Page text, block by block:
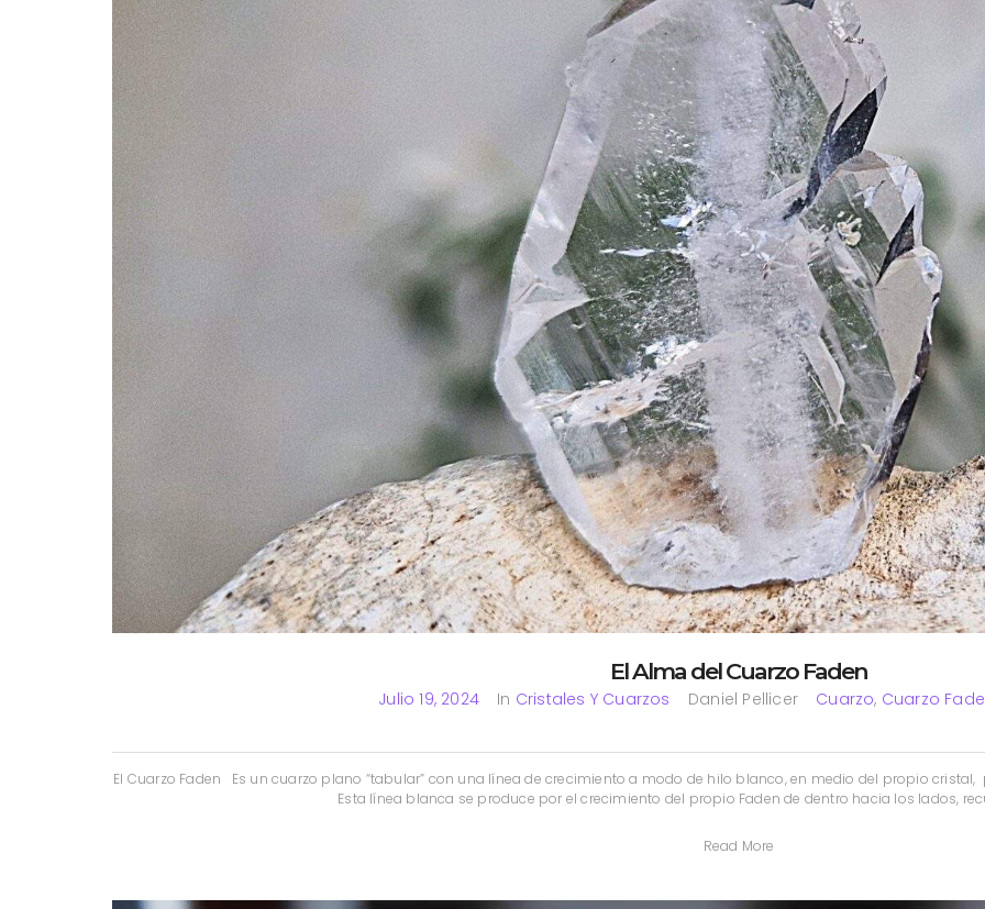
El Alma del Cuarzo Faden
Julio 19, 2024 In Cristales Y Cuarzos Daniel Pellicer Cuarzo, Cuarzo
El Cuarzo Faden Es un cuarzo plano “tabular” con una línea de crecimiento a modo de hilo blanco, en medio del propio
Esta línea blanca se produce por el crecimiento del propio Faden de dentro hacia los lados,
Read More